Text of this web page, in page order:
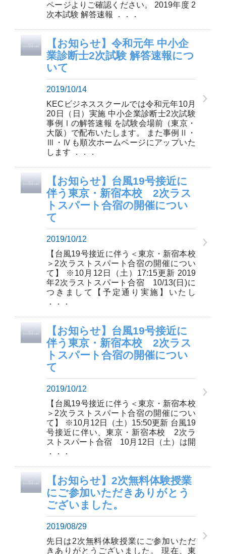
ページよりご確認ください。 2019年度 2
次本試験 解答速報 ．．．
【お知らせ】令和元年 中小企
業診断士2次試験 解答速報につ
いて
2019/10/14
KECビジネススクールでは令和元年10月
20日（日）実施 中小企業診断士2次試験
事例Ⅰの解答速報 を試験会場前（東京・
大阪）で配布いたします。 また事例Ⅱ・
Ⅲ・Ⅳも順次ホームページにアップいた
します ．．．
【お知らせ】台風19号接近に
伴う東京・新宿本校 2次ラス
トスパート合宿の開催につい
て
2019/10/12
【台風19号接近に伴う＜東京・新宿本校
＞2次ラストスパート合宿の開催につい
て】 ※10月12日（土）17:15更新 2019
年2次ラストスパート合宿 10/13(日)に
つきまして【予定通り実施】いたし
．．．
【お知らせ】台風19号接近に
伴う東京・新宿本校 2次ラス
トスパート合宿の開催につい
て
2019/10/12
【台風19号接近に伴う＜東京・新宿本校
＞2次ラストスパート合宿の開催につい
て】 ※10月12日（土）15:50更新 台風19
号接近に伴い、東京・新宿本校 2次ラ
ストスパート合宿 10月12日（土）は開
．．．
【お知らせ】2次無料体験授業
にご参加いただきありがとう
ございました。
2019/08/29
先日は2次無料体験授業にご参加いただ
きありがとうございました。 現在、東